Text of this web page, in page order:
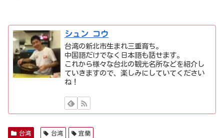
シュン コウ
台湾の新北市生まれ三重育ち。
中国語だけでなく日本語も話せます。
これから様々な台北の観光名所などを紹介し
ていきますので、楽しみにしていてください
ね！
台湾 台湾 宜蘭